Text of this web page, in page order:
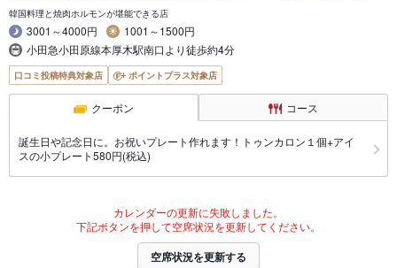
韓国料理と焼肉ホルモンが堪能できる店
3001～4000円
1001～1500円
小田急小田原線本厚木駅南口より徒歩約4分
口コミ投稿特典対象店 ポイントプラス対象店
クーポン コース
誕生日や記念日に。お祝いプレート作れます！トゥンカロン１個+アイ
スの小プレート580円(税込)
カレンダーの更新に失敗しました。
下記ボタンを押して空席状況を更新してください。
空席状況を更新する